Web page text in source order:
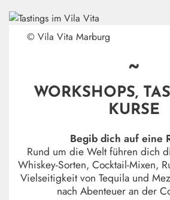
© Vila Vita Marburg
~
WORKSHOPS,
KURSE
Begib dich auf eine
Rund um die Welt führen dich
Whiskey-Sorten, Cocktail-Mixen,
Vielseitigkeit von Tequila und
nach Abenteuer an der